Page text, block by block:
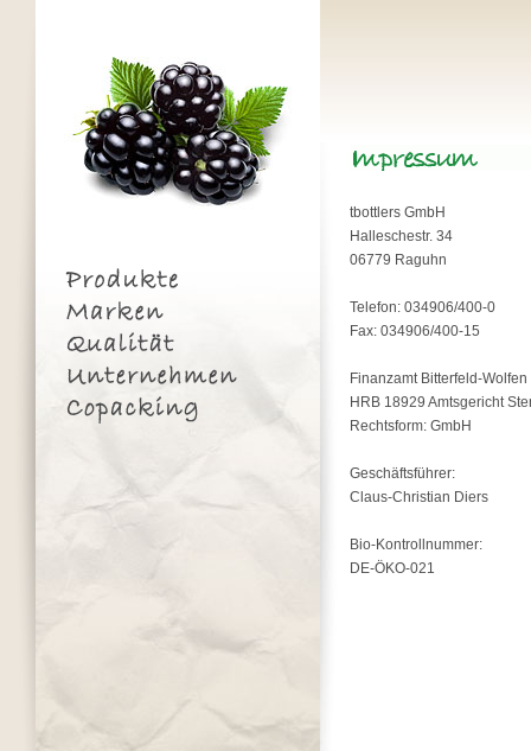
tbottlers GmbH
Halleschestr. 34
06779 Raguhn
Telefon: 034906/400-0
Fax: 034906/400-15
Finanzamt Bitterfeld-Wolfen
HRB 18929 Amtsgericht
Rechtsform: GmbH
Geschäftsführer:
Claus-Christian Diers
Bio-Kontrollnummer:
DE-ÖKO-021